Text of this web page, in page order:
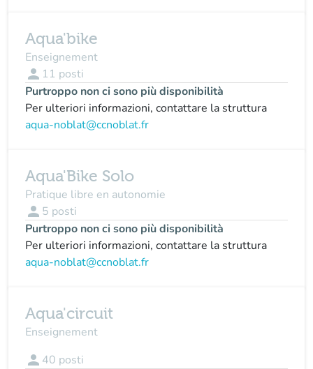
Aqua'bike
Enseignement
person 11 posti
Purtroppo non ci sono più disponibilità
Per ulteriori informazioni, contattare la struttura
aqua-noblat@ccnoblat.fr
Aqua'Bike Solo
Pratique libre en autonomie
person 5 posti
Purtroppo non ci sono più disponibilità
Per ulteriori informazioni, contattare la struttura
aqua-noblat@ccnoblat.fr
Aqua'circuit
Enseignement
person 40 posti